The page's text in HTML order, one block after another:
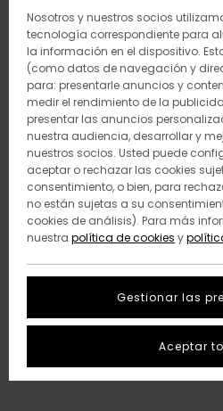
Nosotros y nuestros socios
tecnología correspondiente para
la información en el dispositivo.
(como datos de navegación y
para: presentarle anuncios y
medir el rendimiento de la
presentar las anuncios
nuestra audiencia, desarrollar y
nuestros socios. Usted puede
aceptar o rechazar las cookies
consentimiento, o bien, para
no están sujetas a su
cookies de análisis). Para más
nuestra política de cookies y
Gestionar las
Aceptar